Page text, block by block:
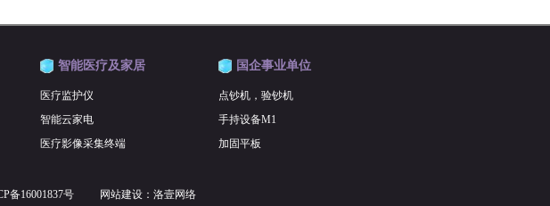
智能医疗及家居
医疗监护仪
智能云家电
医疗影像采集终端
国企事业单位
点钞机，验钞机
手持设备M1
加固平板
备16001837号 网站建设 ： 洛壹网络